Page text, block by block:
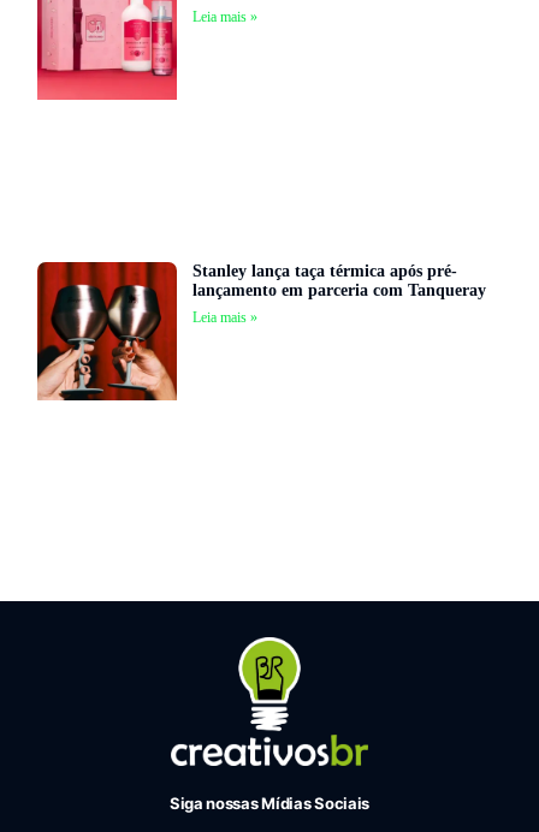
Leia mais »
Stanley lança taça térmica após pré-
lançamento em parceria com Tanqueray
Leia mais »
Siga nossas Mídias Sociais